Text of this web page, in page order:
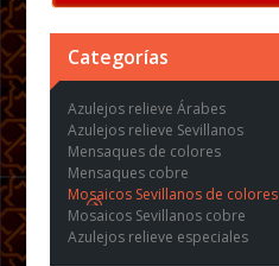
Categorías
Azulejos relieve Árabes
Azulejos relieve Sevillanos
Mensaques de colores
Mensaques cobre
Mosaicos Sevillanos de colores
Mosaicos Sevillanos cobre
Azulejos relieve especiales